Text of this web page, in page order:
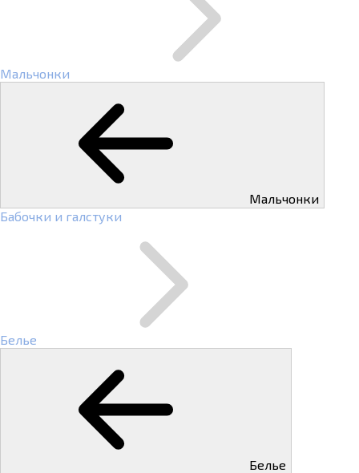
Мальчонки
Мальчонки
Бабочки и галстуки
Белье
Белье